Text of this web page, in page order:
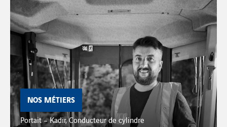
NOS MÉTIERS
Portait – Kadir, Conducteur de cylindre